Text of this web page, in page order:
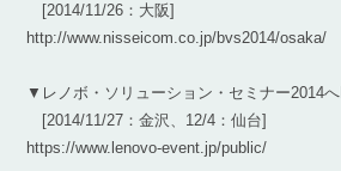
[2014/11/26：大阪]
http://www.nisseicom.co.jp/bvs2014/osaka/
▼レノボ・ソリューション・セミナー2014
[2014/11/27：金沢、12/4：仙台]
https://www.lenovo-event.jp/public/